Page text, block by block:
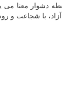
دشوار معنا می
آزاد، با شجاعت و